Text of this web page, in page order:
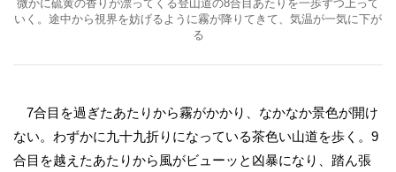
微かに硫黄の香りが漂ってくる登山道の8合目あたりを一歩ずつ上って
いく。途中から視界を妨げるように霧が降りてきて、気温が一気に下が
る
7合目を過ぎたあたりから霧がかかり、なかなか景色が開け
ない。わずかに九十九折りになっている茶色い山道を歩く。9
合目を越えたあたりから風がビューッと凶暴になり、踏ん張